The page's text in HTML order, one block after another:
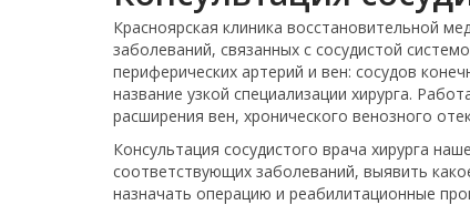
Красноярская клиника восстановительной
заболеваний, связанных с сосудистой
периферических артерий и вен: сосудов
название узкой специализации хирурга.
расширения вен, хронического венозного
Консультация сосудистого врача хирурга
соответствующих заболеваний, выявить
назначать операцию и реабилитационные
ОП